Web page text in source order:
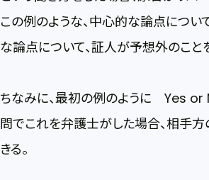
この例のような、中心的な論点につい
な論点について、証人が予想外のこ
ちなみに、最初の例のように Yes or
問でこれを弁護士がした場合、相手
きる。